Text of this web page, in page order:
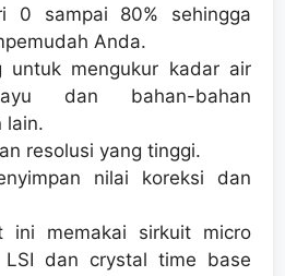
0 sampai 80% sehingga
Anda.
untuk mengukur kadar air
dan bahan-bahan
lain.
resolusi yang tinggi.
nilai koreksi dan
ini memakai sirkuit micro
LSI dan crystal time base